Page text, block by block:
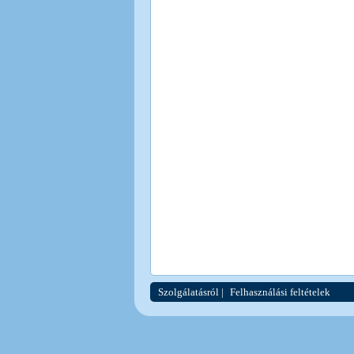
Szolgálatásról | Felhasználási feltételek